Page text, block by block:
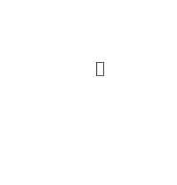
Menü